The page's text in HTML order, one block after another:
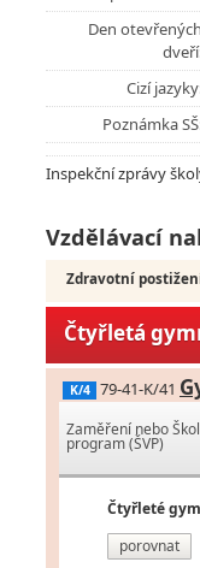
Den otevřených
Cizí
Poznámka
Inspekční zprávy
Vzdělávací
Zdravotní
Čtyřletá
K/4 79-41-K/41
Zaměření nebo
program (ŠVP)
Čtyřleté
porovnat